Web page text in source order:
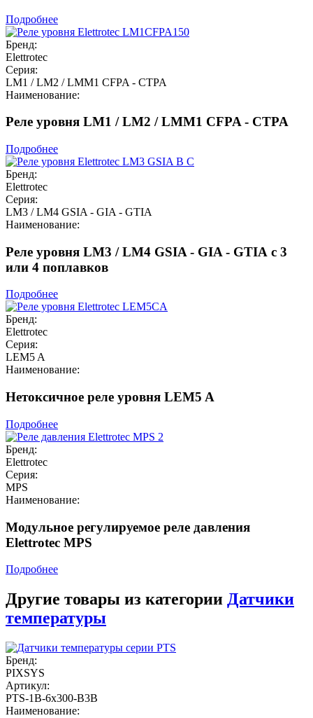
Подробнее
Бренд:
Elettrotec
Серия:
LM1 / LM2 / LMM1 CFPA - CTPA
Наименование:
Реле уровня LM1 / LM2 / LMM1 CFPA - CTPA
Подробнее
Бренд:
Elettrotec
Серия:
LM3 / LM4 GSIA - GIA - GTIA
Наименование:
Реле уровня LM3 / LM4 GSIA - GIA - GTIA с 3
или 4 поплавков
Подробнее
Бренд:
Elettrotec
Серия:
LEM5 A
Наименование:
Нетоксичное реле уровня LEM5 A
Подробнее
Бренд:
Elettrotec
Серия:
MPS
Наименование:
Модульное регулируемое реле давления
Elettrotec MPS
Подробнее
Другие товары из категории Датчики
температуры
Бренд:
PIXSYS
Артикул:
PTS-1B-6x300-B3B
Наименование: